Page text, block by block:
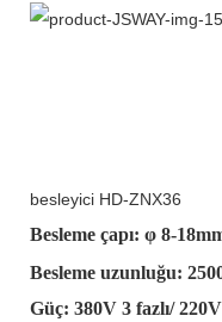
besleyici HD-ZNX36
Besleme çapı: φ 8-
Besleme uzunluğu:
Güç: 380V 3 fazlı/